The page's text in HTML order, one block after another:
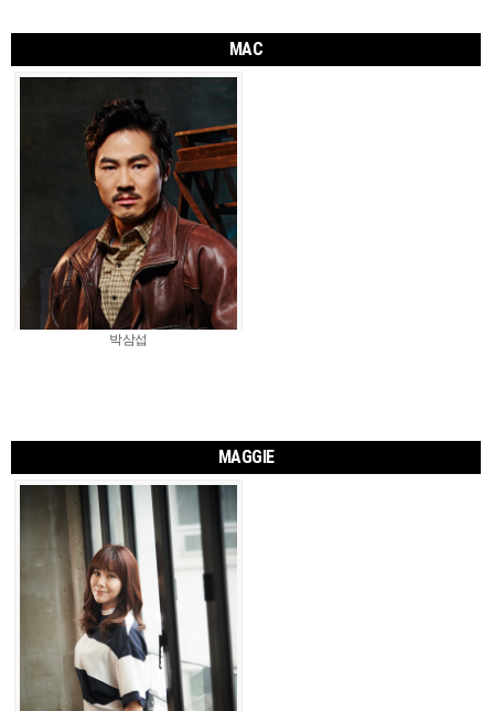
MAC
박삼섭
MAGGIE